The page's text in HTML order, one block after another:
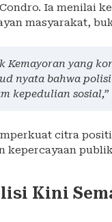
Ia menilai
masyarakat,
Kemayoran yang
nyata bahwa
kepedulian sosial,”
citra
kepercayaan
Kini